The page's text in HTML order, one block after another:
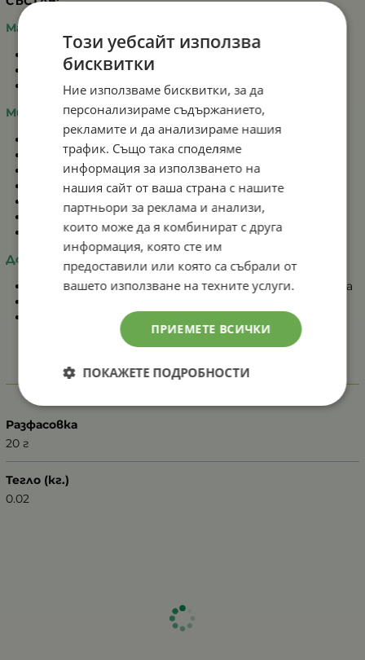
Макроелементи:
Азот - 15%
Фосфор - 10%
Калий - 30%
Микроелементи:
Бор - 0.02%
Желязо - 0,03%
Манган - 0.02%
Мед - 0.02%
Магнезий - 1%
Цинк - 0,02%
Дози и приложение:
Една опаковка 20 гр е достатъчна за 10 литра вода
Може да се прилага листно и почвено
Характеристики
Разфасовка
20 г
Тегло (кг.)
0.02
Този уебсайт използва
бисквитки
Ние използваме бисквитки, за да
персонализираме съдържанието,
рекламите и да анализираме нашия
трафик. Също така споделяме
информация за използването на
нашия сайт от ваша страна с нашите
партньори за реклама и анализи,
които може да я комбинират с друга
информация, която сте им
предоставили или която са събрали от
вашето използване на техните услуги.
ПРИЕМЕТЕ ВСИЧКИ
ПОКАЖЕТЕ ПОДРОБНОСТИ